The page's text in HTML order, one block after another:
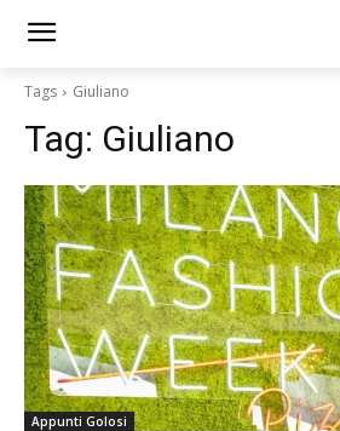
Tags Giuliano
Tag: Giuliano
Appunti Golosi